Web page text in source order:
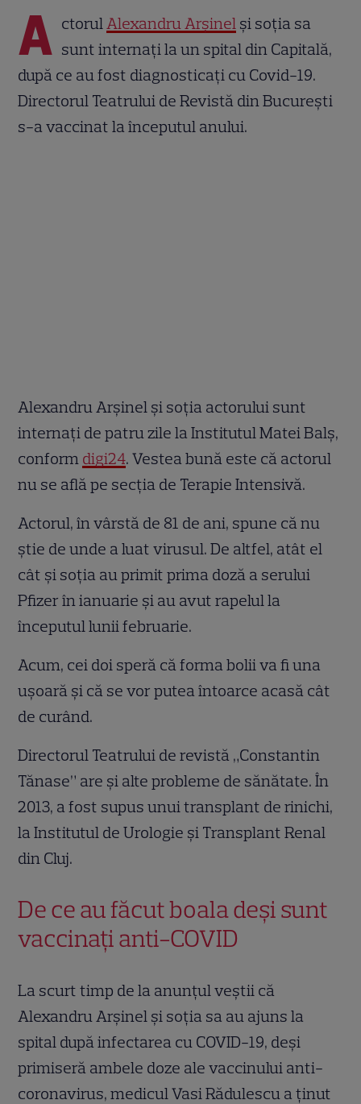
A ctorul Alexandru Arşinel şi soţia sa
sunt internaţi la un spital din Capitală,
după ce au fost diagnosticați cu Covid-19.
Directorul Teatrului de Revistă din Bucureşti
s-a vaccinat la începutul anului.
Alexandru Arşinel şi soţia actorului sunt
internaţi de patru zile la Institutul Matei Balş,
conform digi24. Vestea bună este că actorul
nu se află pe secţia de Terapie Intensivă.
Actorul, în vârstă de 81 de ani, spune că nu
ştie de unde a luat virusul. De altfel, atât el
cât şi soţia au primit prima doză a serului
Pfizer în ianuarie şi au avut rapelul la
începutul lunii februarie.
Acum, cei doi speră că forma bolii va fi una
uşoară şi că se vor putea întoarce acasă cât
de curând.
Directorul Teatrului de revistă „Constantin
Tănase” are şi alte probleme de sănătate. În
2013, a fost supus unui transplant de rinichi,
la Institutul de Urologie și Transplant Renal
din Cluj.
De ce au făcut boala deși sunt
vaccinați anti-COVID
La scurt timp de la anunțul veștii că
Alexandru Arșinel și soția sa au ajuns la
spital după infectarea cu COVID-19, deși
primiseră ambele doze ale vaccinului anti-
coronavirus, medicul Vasi Rădulescu a ținut